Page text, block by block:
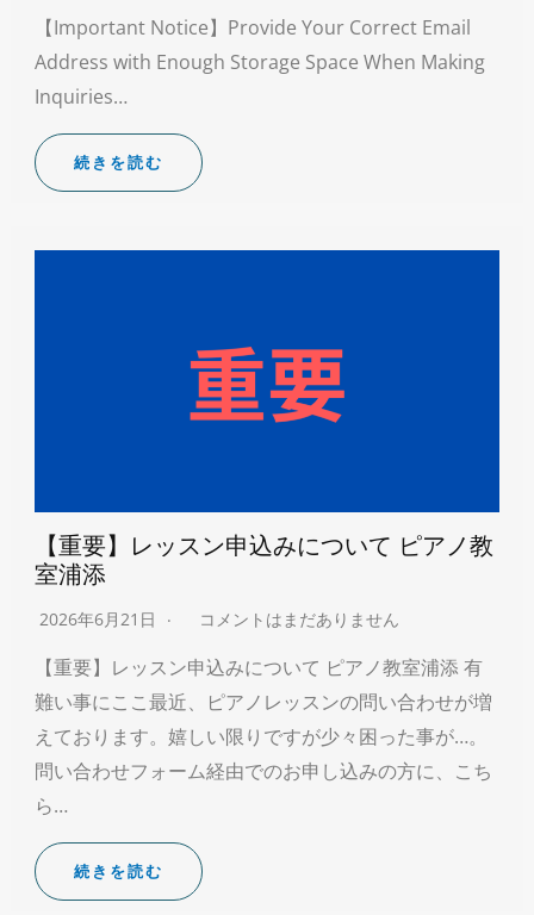
【Important Notice】Provide Your Correct Email
Address with Enough Storage Space When Making
Inquiries…
続きを読む
【重要】レッスン申込みについて ピアノ教
室浦添
2026年6月21日 コメントはまだありません
【重要】レッスン申込みについて ピアノ教室浦添 有
難い事にここ最近、ピアノレッスンの問い合わせが増
えております。嬉しい限りですが少々困った事が…。
問い合わせフォーム経由でのお申し込みの方に、こち
ら…
続きを読む